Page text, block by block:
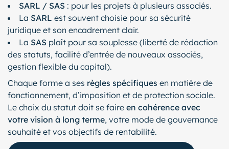
SARL / SAS : pour les projets à plusieurs associés.
La SARL est souvent choisie pour sa sécurité
juridique et son encadrement clair.
La SAS plaît pour sa souplesse (liberté de rédaction
des statuts, facilité d’entrée de nouveaux associés,
gestion flexible du capital).
Chaque forme a ses règles spécifiques en matière de
fonctionnement, d’imposition et de protection sociale.
Le choix du statut doit se faire en cohérence avec
votre vision à long terme, votre mode de gouvernance
souhaité et vos objectifs de rentabilité.